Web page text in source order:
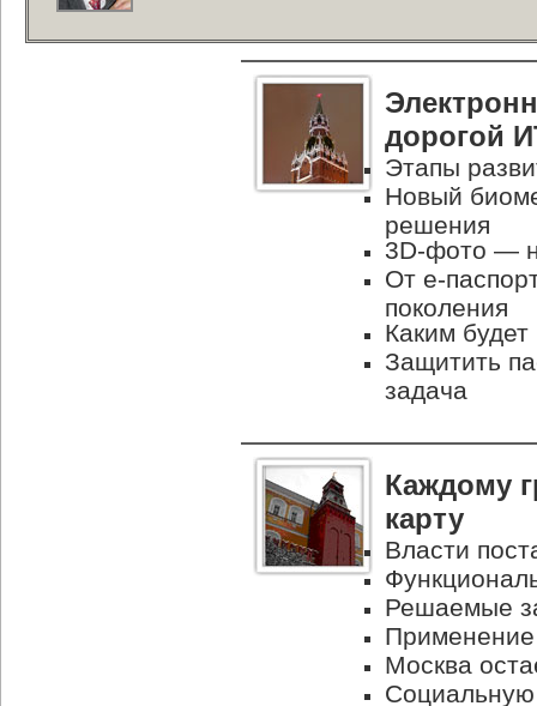
дорогой
Этапы
Новый
решения
3D-фото —
От e-
поколения
Каким
Защитить
задача
Каждому
карту
Власти
Решаемые
Москва
Социальную